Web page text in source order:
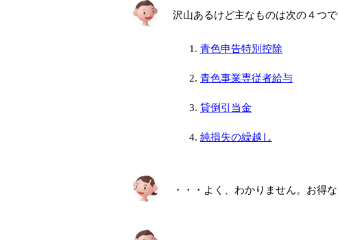
沢山あるけど主なものは次の４つで
青色申告特別控除
青色事業専従者給与
貸倒引当金
純損失の繰越し
・・・よく、わかりません。お得